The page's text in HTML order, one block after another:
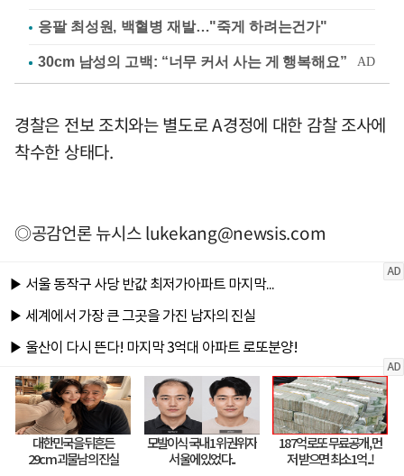
응팔 최성원, 백혈병 재발…"죽게 하려는건가"
경찰은 전보 조치와는 별도로 A경정에 대한 감찰 조사에
착수한 상태다.
◎공감언론 뉴시스lukekang@newsis.com